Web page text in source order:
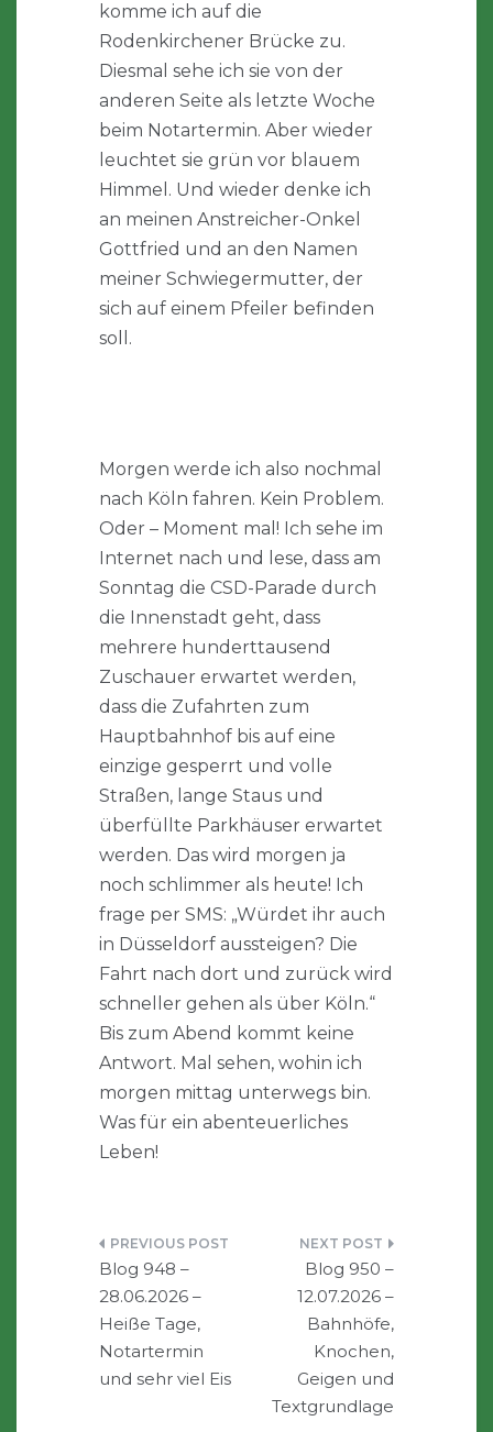
komme ich auf die
Rodenkirchener Brücke zu.
Diesmal sehe ich sie von der
anderen Seite als letzte Woche
beim Notartermin. Aber wieder
leuchtet sie grün vor blauem
Himmel. Und wieder denke ich
an meinen Anstreicher-Onkel
Gottfried und an den Namen
meiner Schwiegermutter, der
sich auf einem Pfeiler befinden
soll.
Morgen werde ich also nochmal
nach Köln fahren. Kein Problem.
Oder – Moment mal! Ich sehe im
Internet nach und lese, dass am
Sonntag die CSD-Parade durch
die Innenstadt geht, dass
mehrere hunderttausend
Zuschauer erwartet werden,
dass die Zufahrten zum
Hauptbahnhof bis auf eine
einzige gesperrt und volle
Straßen, lange Staus und
überfüllte Parkhäuser erwartet
werden. Das wird morgen ja
noch schlimmer als heute! Ich
frage per SMS: „Würdet ihr auch
in Düsseldorf aussteigen? Die
Fahrt nach dort und zurück wird
schneller gehen als über Köln.“
Bis zum Abend kommt keine
Antwort. Mal sehen, wohin ich
morgen mittag unterwegs bin.
Was für ein abenteuerliches
Leben!
Beitragsnavigation
Blog 948 –
28.06.2026 –
Heiße Tage,
Notartermin
und sehr viel Eis
Blog 950 –
12.07.2026 –
Bahnhöfe,
Knochen,
Geigen und
Textgrundlage